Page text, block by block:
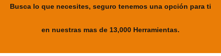
Busca lo que necesites, seguro tenemos una opción para ti
en nuestras mas de 13,000 Herramientas.